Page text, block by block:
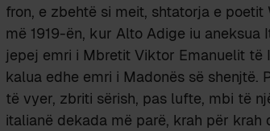
fron, e zbehtë si meit, shtatorja e
më 1919-ën, kur Alto Adige iu aneksua
jepej emri i Mbretit Viktor Emanuelit
kalua edhe emri i Madonës së shenjtë.
të vyer, zbriti sërish, pas lufte, mbi të
italianë dekada më parë, krah për krah